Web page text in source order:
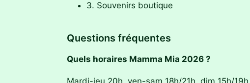
3. Souvenirs boutique
Questions fréquentes
Quels horaires Mamma Mia 2026 ?